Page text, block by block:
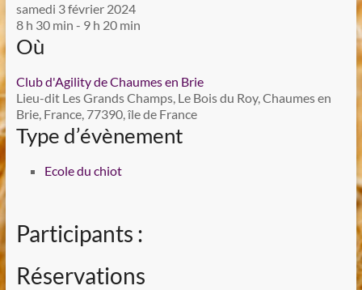
samedi 3 février 2024
8 h 30 min - 9 h 20 min
Où
Club d'Agility de Chaumes en Brie
Lieu-dit Les Grands Champs, Le Bois du Roy, Chaumes en
Brie, France, 77390, île de France
Type d’évènement
Ecole du chiot
Participants :
Réservations